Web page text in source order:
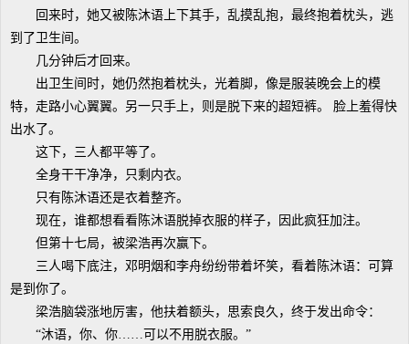
回来时，她又被陈沐语上下其手，乱摸乱抱，最终抱着枕头，逃
到了卫生间。
几分钟后才回来。
出卫生间时，她仍然抱着枕头，光着脚，像是服装晚会上的模
特，走路小心翼翼。另一只手上，则是脱下来的超短裤。 脸上羞得快
出水了。
这下，三人都平等了。
全身干干净净，只剩内衣。
只有陈沐语还是衣着整齐。
现在，谁都想看看陈沐语脱掉衣服的样子，因此疯狂加注。
但第十七局，被梁浩再次赢下。
三人喝下底注，邓明烟和李舟纷纷带着坏笑，看着陈沐语：可算
是到你了。
梁浩脑袋涨地厉害，他扶着额头，思索良久，终于发出命令：
“沐语，你、你……可以不用脱衣服。”